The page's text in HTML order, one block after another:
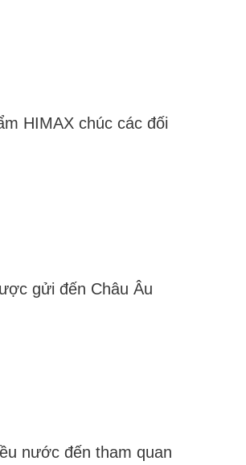
HIMAX chúc các đối
gửi đến Châu Âu
nước đến tham quan